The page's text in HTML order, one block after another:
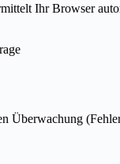
Ihr Browser
Überwachung